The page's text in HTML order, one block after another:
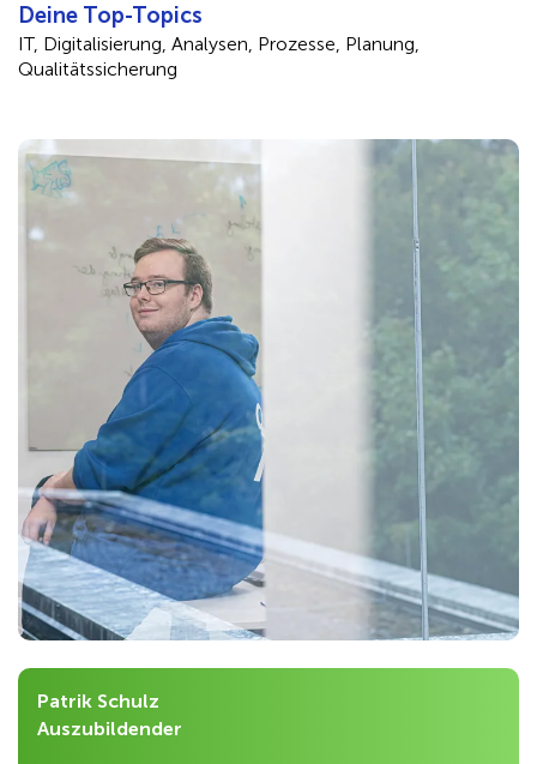
Deine Top-Topics
IT, Digitalisierung, Analysen, Prozesse, Planung,
Qualitätssicherung
Patrik Schulz
Auszubildender